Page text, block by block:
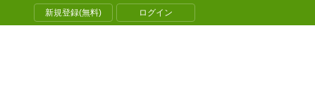
新規登録(無料) ログイン